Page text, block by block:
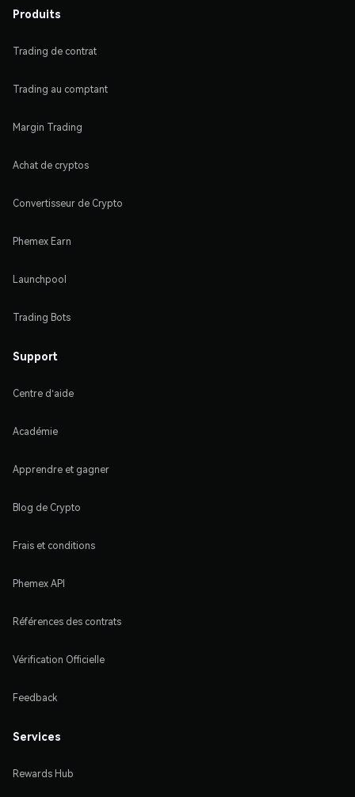
Produits
Trading de contrat
Trading au comptant
Margin Trading
Achat de cryptos
Convertisseur de Crypto
Phemex Earn
Launchpool
Trading Bots
Support
Centre d'aide
Académie
Apprendre et gagner
Blog de Crypto
Frais et conditions
Phemex API
Références des contrats
Vérification Officielle
Feedback
Services
Rewards Hub